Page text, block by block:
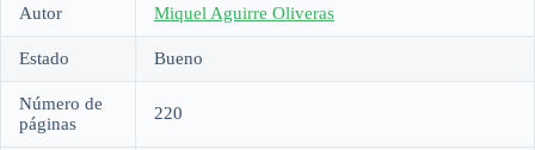
Autor Miquel Aguirre Oliveras
Estado Bueno
Número de
páginas
220